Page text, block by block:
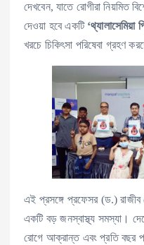
দেখবেন, যাতে রোগীরা নিয়মিত
দেওয়া হবে একটি ‘থ্যালাসেমিয়া
খরচে চিকিৎসা পরিষেবা গ্রহণ
এই প্রসঙ্গে প্রফেসর (ড.) রাজীব
একটি বড় জনস্বাস্থ্য সমস্যা।
রোগে আক্রান্ত এবং প্রতি বছর